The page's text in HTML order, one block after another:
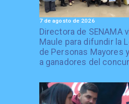
Directora de SENAMA
Maule para difundir la
de Personas Mayores
a ganadores del
7 de agosto de 2026